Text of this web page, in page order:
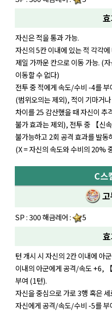
자신은 적을 통과 가능.
자신의 5칸 이내에 있는 적 각각
제일 가까운 칸으로 이동 가능. (
이동할 수 없다)
전투 중 적에게 속도/수비 -4를
(범위오의는 제외), 적이 기마거
차이를 25 감산했을 때 자신이 추
불가 효과는 제외), 전투 중 【신
불가능하고 2회 공격 효과를 발
(X = 자신의 속도와 수비의 20%
C스
고
SP : 300 해금레어 : 5
턴 개시 시 자신의 2칸 이내에 아
이내의 아군에게 공격/속도 +6,
부여 (1턴).
자신을 중심으로 가로 3행 혹은
자신에게 공격/속도/수비 -5를